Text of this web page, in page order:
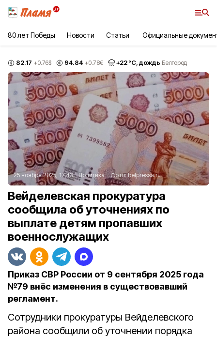
80 лет Победы Новости Статьи Официальные
82.17 +0.76$ 94.84 +0.78€ +22°С, дождь Белгород
25 ноября 2025, 17:43 Политика Фото:belpressa.ru
Вейделевская прокуратура
сообщила об уточнениях по
выплате детям пропавших
военнослужащих
Приказ СВР России от 9 сентября 2025 года
№79 внёс изменения в существовавший
регламент.
Сотрудники прокуратуры Вейделевского
района сообщили об уточнении порядка